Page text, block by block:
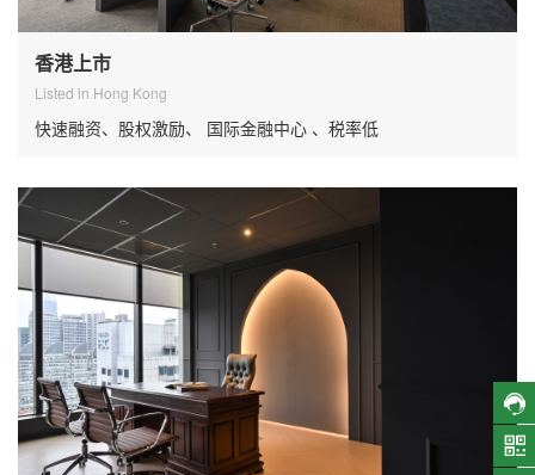
香港上市
Listed in Hong Kong
快速融资、股权激励、 国际金融中心 、税率低